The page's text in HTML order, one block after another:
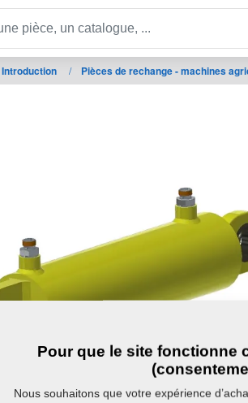
Introduction / Pièces de rechange - machines
Pour que le site fonctionne
Nous souhaitons que votre expérience